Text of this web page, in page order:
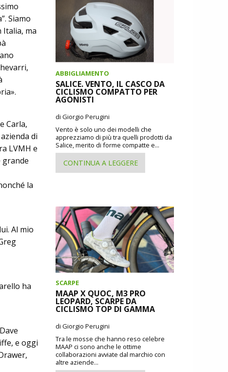
Siamo
Italia, ma
Carla,
di
LVMH e
grande
la
Al mio
ha
e oggi
ABBIGLIAMENTO
SALICE. VENTO, IL CASCO DA
CICLISMO COMPATTO PER
AGONISTI
di Giorgio Perugini
Vento è solo uno dei modelli che
apprezziamo di più tra quelli prodotti da
Salice, merito di forme compatte e...
CONTINUA A LEGGERE
SCARPE
MAAP X QUOC, M3 PRO
LEOPARD, SCARPE DA
CICLISMO TOP DI GAMMA
di Giorgio Perugini
Tra le mosse che hanno reso celebre
MAAP ci sono anche le ottime
collaborazioni avviate dal marchio con
altre aziende...